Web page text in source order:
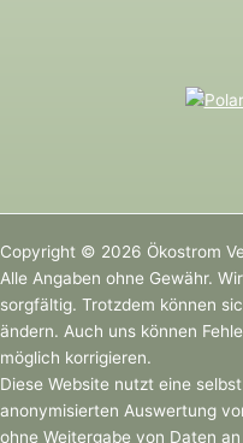
Copyright © 2026 Ökostrom
Alle Angaben ohne Gewähr.
sorgfältig. Trotzdem können
ändern. Auch uns können
möglich korrigieren.
Diese Website nutzt eine
anonymisierten Auswertung
ohne Weitergabe von Daten